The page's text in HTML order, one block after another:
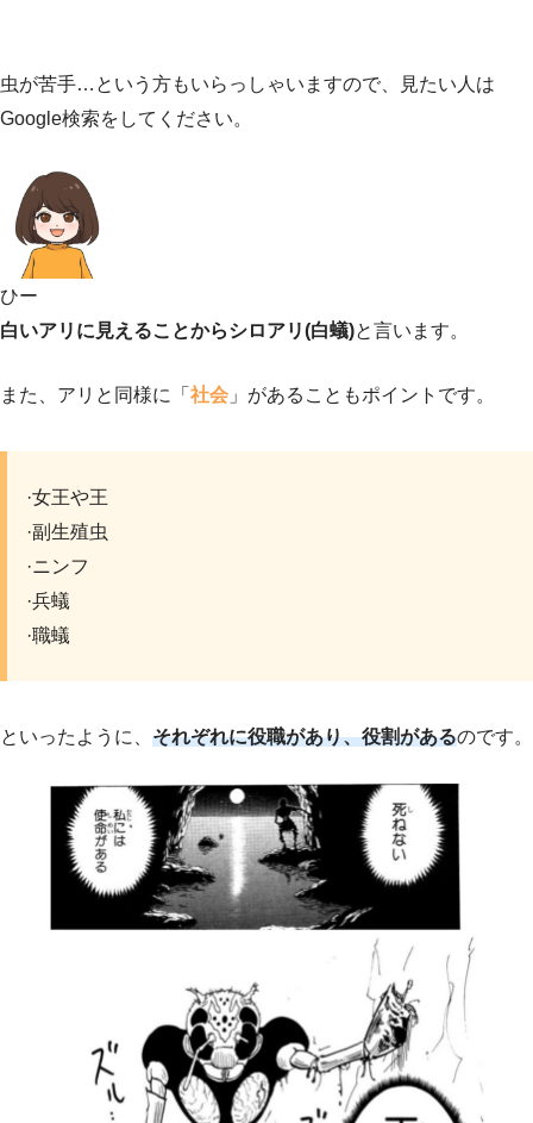
虫が苦手…という方もいらっしゃいますので、見たい人は
Google検索をしてください。
ひー
白いアリに見えることからシロアリ(白蟻)と言います。
また、アリと同様に「 社会 」があることもポイントです。
·女王や王
·副生殖虫
·ニンフ
·兵蟻
·職蟻
といったように、 それぞれに役職があり、役割があるのです。